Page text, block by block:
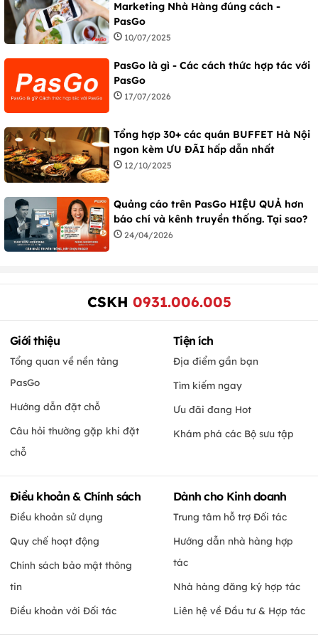
Marketing Nhà Hàng đúng cách -
PasGo
10/07/2025
PasGo là gì - Các cách thức hợp tác với
PasGo
17/07/2026
Tổng hợp 30+ các quán BUFFET Hà Nội
ngon kèm ƯU ĐÃI hấp dẫn nhất
12/10/2025
Quảng cáo trên PasGo HIỆU QUẢ hơn
báo chí và kênh truyền thống. Tại sao?
24/04/2026
CSKH 0931.006.005
Giới thiệu
Tổng quan về nền tảng
PasGo
Hướng dẫn đặt chỗ
Câu hỏi thường gặp khi đặt
chỗ
Tiện ích
Địa điểm gần bạn
Tìm kiếm ngay
Ưu đãi đang Hot
Khám phá các Bộ sưu tập
Điều khoản & Chính sách
Điều khoản sử dụng
Quy chế hoạt động
Chính sách bảo mật thông
tin
Điều khoản với Đối tác
Dành cho Kinh doanh
Trung tâm hỗ trợ Đối tác
Hướng dẫn nhà hàng hợp
tác
Nhà hàng đăng ký hợp tác
Liên hệ về Đầu tư & Hợp tác